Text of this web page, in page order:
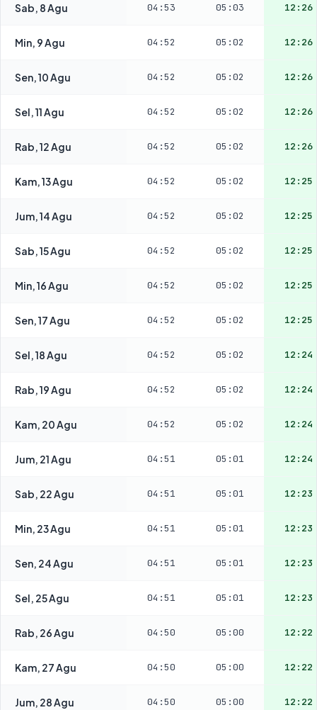
Sab, 8 Agu 04:53 05:03 12:26
Min, 9 Agu 04:52 05:02 12:26
Sen, 10 Agu 04:52 05:02 12:26
Sel, 11 Agu 04:52 05:02 12:26
Rab, 12 Agu 04:52 05:02 12:26
Kam, 13 Agu 04:52 05:02 12:25
Jum, 14 Agu 04:52 05:02 12:25
Sab, 15 Agu 04:52 05:02 12:25
Min, 16 Agu 04:52 05:02 12:25
Sen, 17 Agu 04:52 05:02 12:25
Sel, 18 Agu 04:52 05:02 12:24
Rab, 19 Agu 04:52 05:02 12:24
Kam, 20 Agu 04:52 05:02 12:24
Jum, 21 Agu 04:51 05:01 12:24
Sab, 22 Agu 04:51 05:01 12:23
Min, 23 Agu 04:51 05:01 12:23
Sen, 24 Agu 04:51 05:01 12:23
Sel, 25 Agu 04:51 05:01 12:23
Rab, 26 Agu 04:50 05:00 12:22
Kam, 27 Agu 04:50 05:00 12:22
Jum, 28 Agu 04:50 05:00 12:22